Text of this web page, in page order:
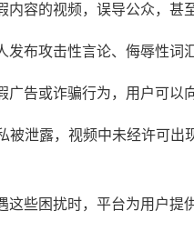
容的视频，误导公众，甚
布攻击性言论、侮辱性词
告或诈骗行为，用户可以
被泄露，视频中未经许可
些困扰时，平台为用户提